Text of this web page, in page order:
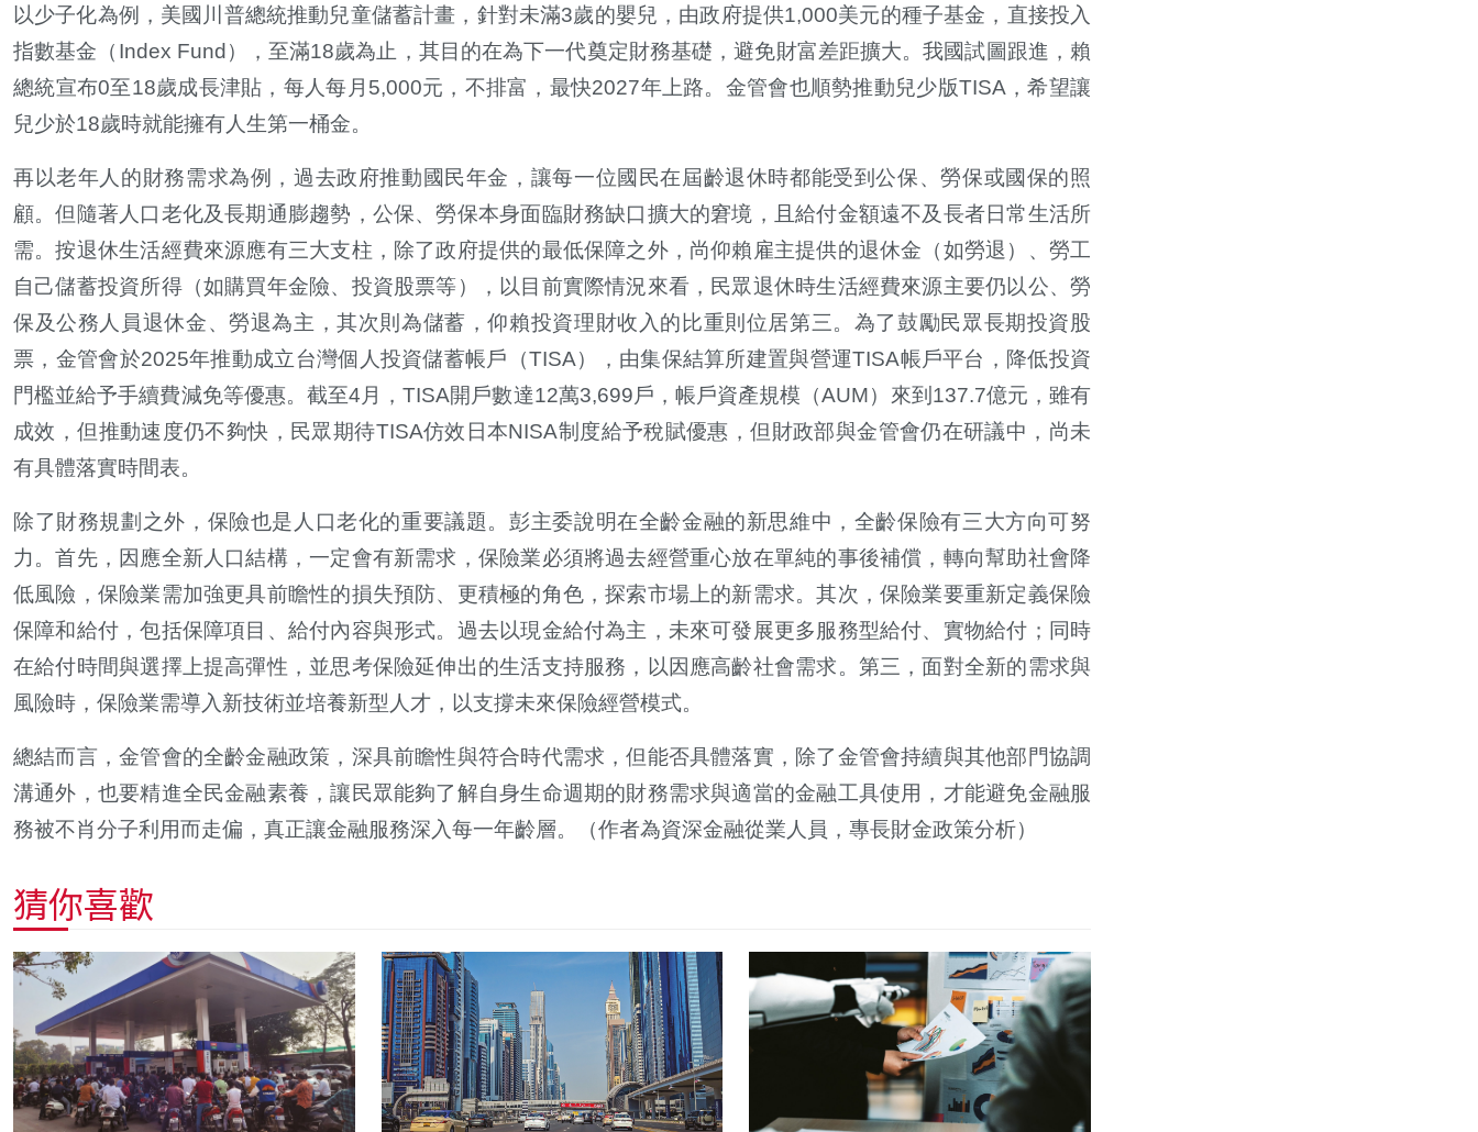
以少子化為例，美國川普總統推動兒童儲蓄計畫，針對未滿3歲的嬰兒，由政府提供1,000美元的種子基金，直接投入
指數基金（Index Fund），至滿18歲為止，其目的在為下一代奠定財務基礎，避免財富差距擴大。我國試圖跟進，賴
總統宣布0至18歲成長津貼，每人每月5,000元，不排富，最快2027年上路。金管會也順勢推動兒少版TISA，希望讓
兒少於18歲時就能擁有人生第一桶金。
再以老年人的財務需求為例，過去政府推動國民年金，讓每一位國民在屆齡退休時都能受到公保、勞保或國保的照
顧。但隨著人口老化及長期通膨趨勢，公保、勞保本身面臨財務缺口擴大的窘境，且給付金額遠不及長者日常生活所
需。按退休生活經費來源應有三大支柱，除了政府提供的最低保障之外，尚仰賴雇主提供的退休金（如勞退）、勞工
自己儲蓄投資所得（如購買年金險、投資股票等），以目前實際情況來看，民眾退休時生活經費來源主要仍以公、勞
保及公務人員退休金、勞退為主，其次則為儲蓄，仰賴投資理財收入的比重則位居第三。為了鼓勵民眾長期投資股
票，金管會於2025年推動成立台灣個人投資儲蓄帳戶（TISA），由集保結算所建置與營運TISA帳戶平台，降低投資
門檻並給予手續費減免等優惠。截至4月，TISA開戶數達12萬3,699戶，帳戶資產規模（AUM）來到137.7億元，雖有
成效，但推動速度仍不夠快，民眾期待TISA仿效日本NISA制度給予稅賦優惠，但財政部與金管會仍在研議中，尚未
有具體落實時間表。
除了財務規劃之外，保險也是人口老化的重要議題。彭主委說明在全齡金融的新思維中，全齡保險有三大方向可努
力。首先，因應全新人口結構，一定會有新需求，保險業必須將過去經營重心放在單純的事後補償，轉向幫助社會降
低風險，保險業需加強更具前瞻性的損失預防、更積極的角色，探索市場上的新需求。其次，保險業要重新定義保險
保障和給付，包括保障項目、給付內容與形式。過去以現金給付為主，未來可發展更多服務型給付、實物給付；同時
在給付時間與選擇上提高彈性，並思考保險延伸出的生活支持服務，以因應高齡社會需求。第三，面對全新的需求與
風險時，保險業需導入新技術並培養新型人才，以支撐未來保險經營模式。
總結而言，金管會的全齡金融政策，深具前瞻性與符合時代需求，但能否具體落實，除了金管會持續與其他部門協調
溝通外，也要精進全民金融素養，讓民眾能夠了解自身生命週期的財務需求與適當的金融工具使用，才能避免金融服
務被不肖分子利用而走偏，真正讓金融服務深入每一年齡層。（作者為資深金融從業人員，專長財金政策分析）
猜你喜歡